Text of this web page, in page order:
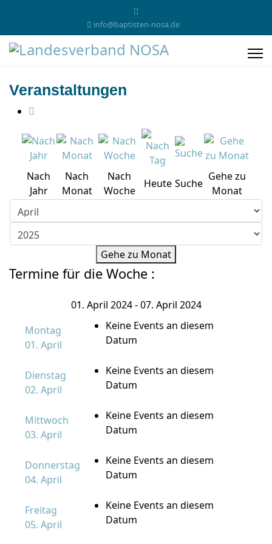
info@baptisten-nosa.de
Veranstaltungen
Nach
Jahr
Nach
Monat
Nach
Woche
Heute Suche
Gehe zu
Monat
Gehe zu Monat
Termine für die Woche :
01. April 2024 - 07. April 2024
Montag
01. April
Keine Events an diesem
Datum
Dienstag
02. April
Keine Events an diesem
Datum
Mittwoch
03. April
Keine Events an diesem
Datum
Donnerstag
04. April
Keine Events an diesem
Datum
Freitag
05. April
Keine Events an diesem
Datum